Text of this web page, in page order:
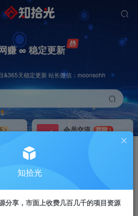
赚 ∞ 稳定更新
&365天稳定更新 站长微信：moonsohh
会员交流
群聊
知拾光
分享，市面上收费几百几千的项目资源